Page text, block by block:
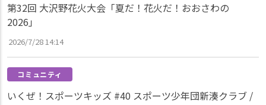
第32回 大沢野花火大会「夏だ！花火だ！おおさわの
2026」
2026/7/28 14:14
コミュニティ
いくぜ！スポーツキッズ #40 スポーツ少年団新湊クラブ /